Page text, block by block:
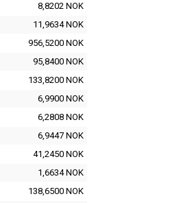
8,8202 NOK
11,9634 NOK
956,5200 NOK
95,8400 NOK
133,8200 NOK
6,9900 NOK
6,2808 NOK
6,9447 NOK
41,2450 NOK
1,6634 NOK
138,6500 NOK